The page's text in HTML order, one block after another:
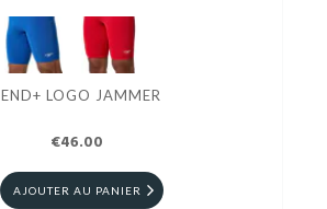
END+ LOGO JAMMER
€46.00
AJOUTER AU PANIER